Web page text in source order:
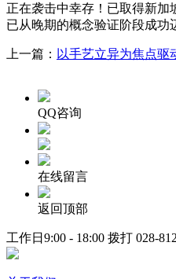
正在袭击中幸存！已取得新
已从晚期的概念验证阶段成功
上一篇： 以手艺立异为焦点驱
QQ咨询
在线留言
返回顶部
工作日9:00 - 18:00 拨打 028-